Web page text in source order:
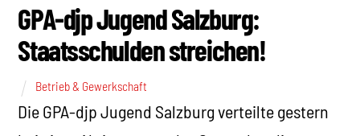
GPA-djp Jugend Salzburg:
Staatsschulden streichen!
Betrieb & Gewerkschaft
Die GPA-djp Jugend Salzburg verteilte gestern